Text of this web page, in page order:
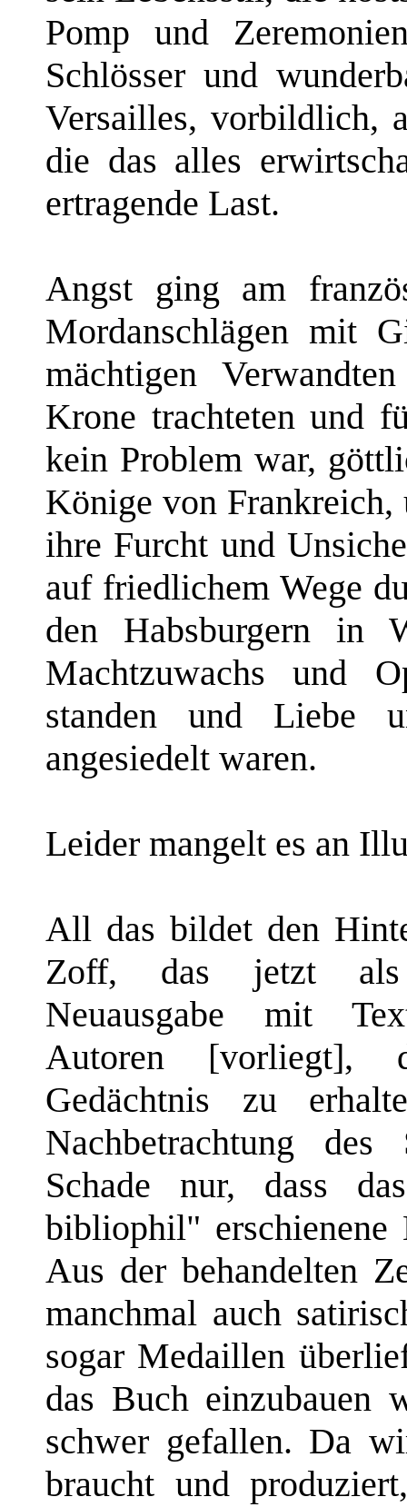
Pomp und
Schlösser und
Versailles, vorbildlich,
die das alles
ertragende Last.
Angst ging am
Mordanschlägen mit
mächtigen
Krone trachteten und
kein Problem war,
Könige von Frankreich,
ihre Furcht und
auf friedlichem Wege
den Habsburgern in
Machtzuwachs und
standen und Liebe
angesiedelt waren.
Leider mangelt es an
All das bildet den
Zoff, das jetzt als
Neuausgabe mit
Autoren [vorliegt],
Gedächtnis zu
Nachbetrachtung
Schade nur, dass
bibliophil"
Aus der behandelten
manchmal auch
sogar Medaillen
das Buch einzubauen
schwer gefallen. Da
braucht und